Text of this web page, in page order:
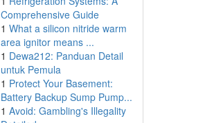
Comprehensive Guide
1 What a silicon nitride warm
area ignitor means ...
1 Dewa212: Panduan Detail
untuk Pemula
1 Protect Your Basement:
Battery Backup Sump Pump...
1 Avoid: Gambling's Illegality